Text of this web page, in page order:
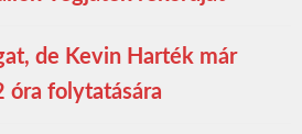
de Kevin Harték már
óra folytatására